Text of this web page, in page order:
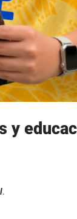
y
.